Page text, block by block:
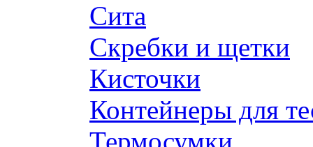
Сита
Скребки и щетки
Кисточки
Контейнеры для